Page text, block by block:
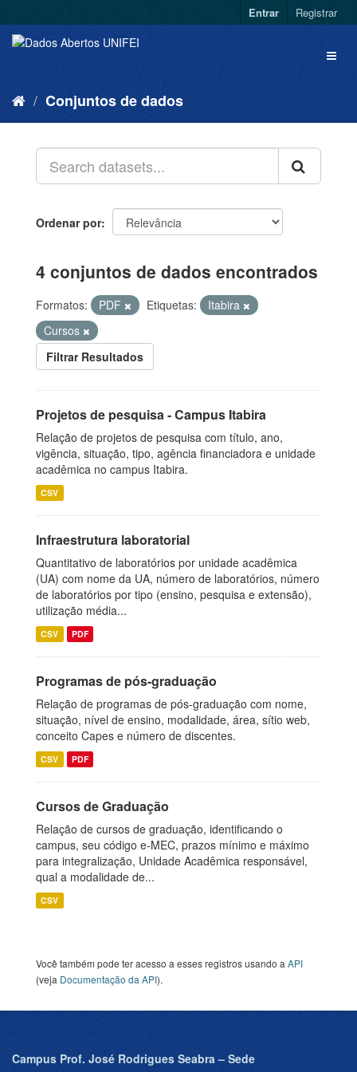
Entrar Registrar
Conjuntos de dados
Ordenar por
4 conjuntos de dados encontrados
Formatos: PDF Etiquetas:
Itabira
Cursos
Filtrar Resultados
Projetos de pesquisa - Campus Itabira
Relação de projetos de pesquisa com título, ano,
vigência, situação, tipo, agência financiadora e unidade
acadêmica no campus Itabira.
CSV
Infraestrutura laboratorial
Quantitativo de laboratórios por unidade acadêmica
(UA) com nome da UA, número de laboratórios, número
de laboratórios por tipo (ensino, pesquisa e extensão),
utilização média...
CSV PDF
Programas de pós-graduação
Relação de programas de pós-graduação com nome,
situação, nível de ensino, modalidade, área, sítio web,
conceito Capes e número de discentes.
CSV PDF
Cursos de Graduação
Relação de cursos de graduação, identificando o
campus, seu código e-MEC, prazos mínimo e máximo
para integralização, Unidade Acadêmica responsável,
qual a modalidade de...
CSV
Você também pode ter acesso a esses registros usando a API
(veja Documentação da API).
Campus Prof. José Rodrigues Seabra – Sede